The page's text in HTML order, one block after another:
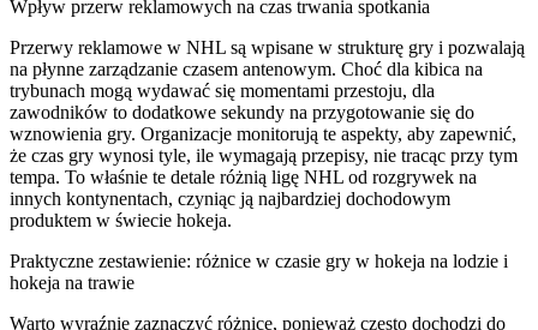
Wpływ przerw reklamowych na czas trwania spotkania
Przerwy reklamowe w NHL są wpisane w strukturę gry i pozwalają
na płynne zarządzanie czasem antenowym. Choć dla kibica na
trybunach mogą wydawać się momentami przestoju, dla
zawodników to dodatkowe sekundy na przygotowanie się do
wznowienia gry. Organizacje monitorują te aspekty, aby zapewnić,
że czas gry wynosi tyle, ile wymagają przepisy, nie tracąc przy tym
tempa. To właśnie te detale różnią ligę NHL od rozgrywek na
innych kontynentach, czyniąc ją najbardziej dochodowym
produktem w świecie hokeja.
Praktyczne zestawienie: różnice w czasie gry w hokeja na lodzie i
hokeja na trawie
Warto wyraźnie zaznaczyć różnicę, ponieważ często dochodzi do